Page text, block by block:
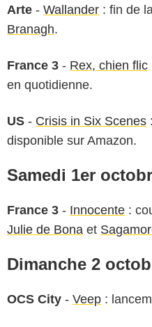
Arte - Wallander : fin de
Branagh.
France 3 - Rex, chien flic
en quotidienne.
US - Crisis in Six Scenes
disponible sur Amazon.
Samedi 1er
France 3 - Innocente :
Julie de Bona et
Dimanche 2
OCS City - Veep :